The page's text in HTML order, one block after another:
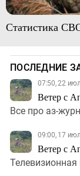
Статистика
ПОСЛЕДНИЕ
07:50, 22
Ветер с
Все про аз-
09:00, 17
Ветер с